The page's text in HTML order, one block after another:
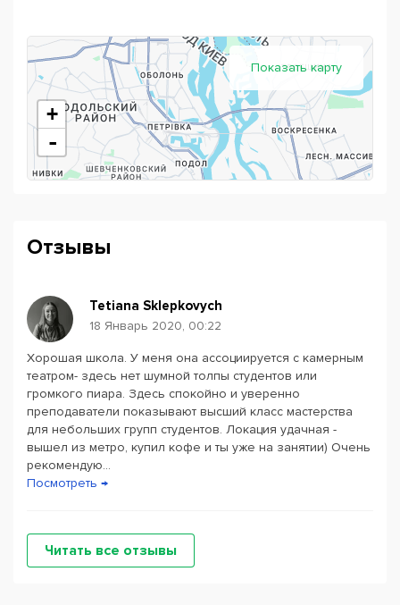
Показать карту
+
-
Powered byLeaflet— © Google 2026
Отзывы
Tetiana Sklepkovych
18 Январь 2020, 00:22
Хорошая школа. У меня она ассоциируется с камерным
театром- здесь нет шумной толпы студентов или
громкого пиара. Здесь спокойно и уверенно
преподаватели показывают высший класс мастерства
для небольших групп студентов. Локация удачная -
вышел из метро, купил кофе и ты уже на занятии) Очень
рекомендую...
Посмотреть →
Читать все отзывы